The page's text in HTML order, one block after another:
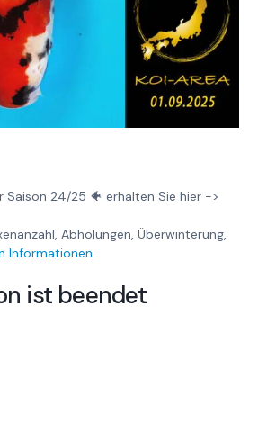
Saison 24/25 🐠 erhalten Sie hier ->
Abholungen, Überwinterung,
Informationen
ist beendet